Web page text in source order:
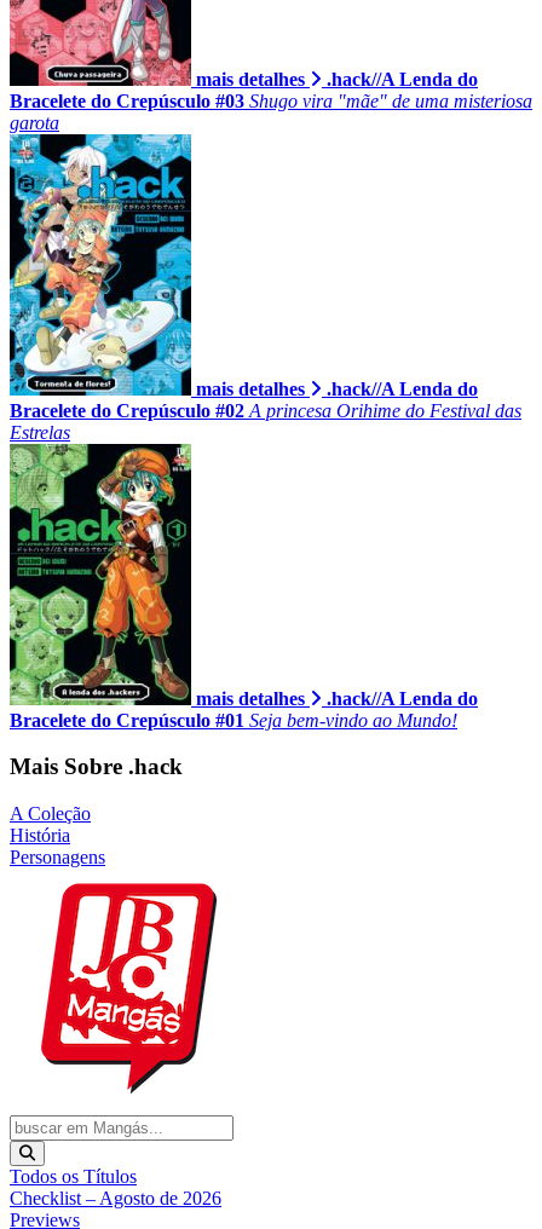
mais detalhes
.hack//A Lenda do
Bracelete do Crepúsculo #03 Shugo vira "mãe" de uma misteriosa
garota
mais detalhes
.hack//A Lenda do
Bracelete do Crepúsculo #02 A princesa Orihime do Festival das
Estrelas
mais detalhes
.hack//A Lenda do
Bracelete do Crepúsculo #01 Seja bem-vindo ao Mundo!
Mais Sobre .hack
A Coleção
História
Personagens
Todos os Títulos
Checklist – Agosto de 2026
Previews